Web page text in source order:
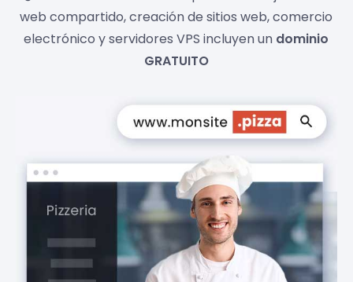
web compartido, creación de sitios web, comercio
electrónico y servidores VPS incluyen un dominio
GRATUITO